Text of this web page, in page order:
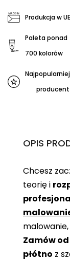
Produkcja w UE
Paleta ponad
700 kolorów
producent
OPIS
Chcesz
teorię i
Zamów
płótno z